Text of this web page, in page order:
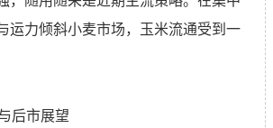
运力倾斜小麦市场，玉米流通受到一
后市展望